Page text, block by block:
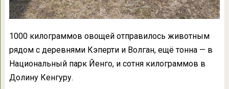
1000 килограммов овощей отправилось животным
рядом с деревнями Кэперти и Волган, ещё тонна — в
Национальный парк Йенго, и сотня килограммов в
Долину Кенгуру.